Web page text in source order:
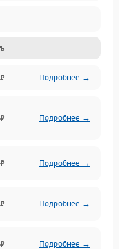
Подробнее →
Подробнее →
Подробнее →
Подробнее →
Подробнее →